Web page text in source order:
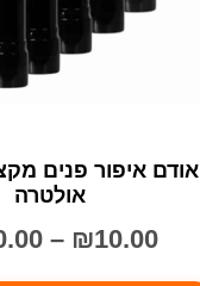
אודם איפור פנים
אולטרה
₪10.00
–